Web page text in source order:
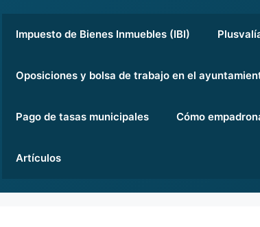
Impuesto de Bienes Inmuebles (IBI)
Oposiciones y bolsa de trabajo en el
Pago de tasas municipales Cómo
Artículos